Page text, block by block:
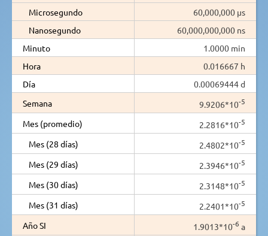
Microsegundo
60,000,000 µs
Nanosegundo
60,000,000,000 ns
Minuto
1.0000 min
Hora
0.016667 h
Día
0.00069444 d
Semana
9.9206*10-5
Mes (promedio) 2.2816*10-5
Mes (28 días) 2.4802*10-5
Mes (29 días) 2.3946*10-5
Mes (30 días) 2.3148*10-5
Mes (31 días) 2.2401*10-5
Año SI 1.9013*10-6 a